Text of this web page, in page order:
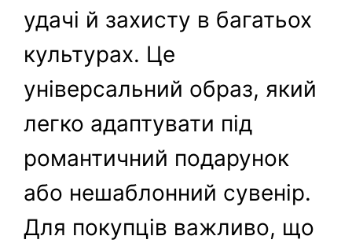
удачі й захисту в багатьох
культурах. Це
універсальний образ, який
легко адаптувати під
романтичний подарунок
або нешаблонний сувенір.
Для покупців важливо, що